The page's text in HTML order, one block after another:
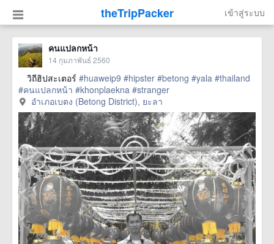
theTripPacker เข้าสู่ระบบ
คนแปลกหน้า ⠀⠀⠀
14 กุมภาพันธ์ 2560
⠀ วิถีฮิปสะเตอร์ #huaweip9 #hipster #betong #yala #thailand
#คนแปลกหน้า #khonplaekna #stranger
อำเภอเบตง (Betong District), ยะลา